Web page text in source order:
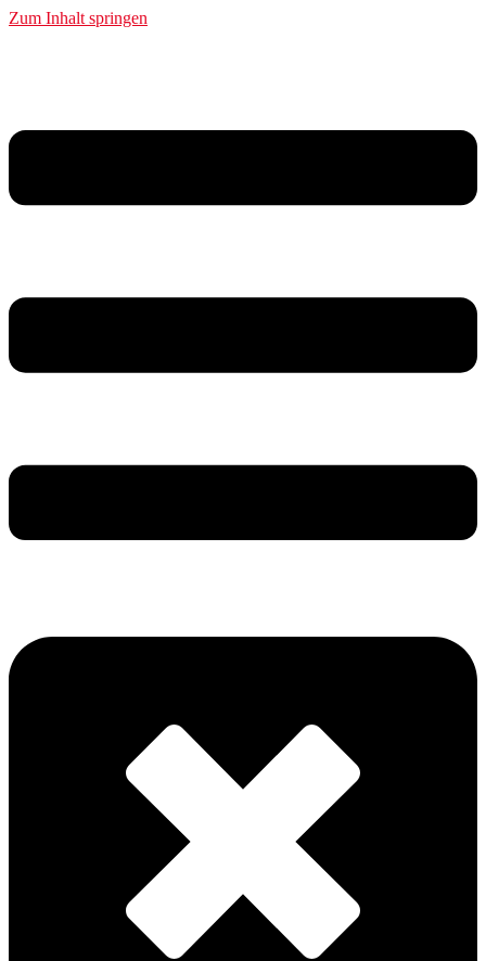
Zum Inhalt springen